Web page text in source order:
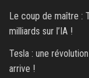
Le coup de maître :
milliards sur l’IA !
Tesla : une
arrive !